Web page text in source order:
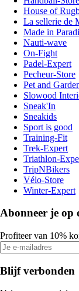
House of
La sellerie de
Made in
Nauti-wave
On-Fight
Padel-Expert
Pecheur-Store
Pet and
Slowood
Sneak'In
Sneakids
Sport is good
Training-Fit
Trek-Expert
Triathlon-
TripNBikers
Vélo-Store
Winter-Expert
Abonneer je op
Profiteer van 10%
Blijf verbonden